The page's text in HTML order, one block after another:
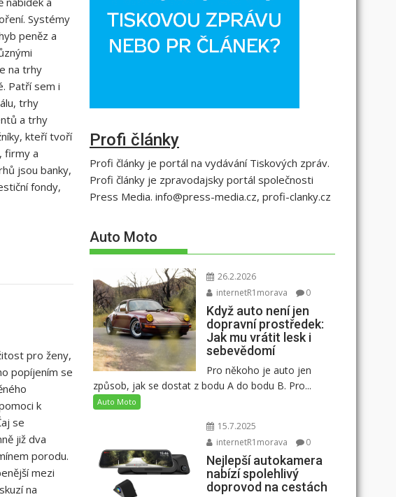
Systémy
peněz a
na trhy
Patří sem i
trhy
a trhy
kteří tvoří
firmy a
jsou banky,
fondy,
pro ženy,
popíjením se
k
se
již dva
porodu.
mezi
na
Profi články
Profi články je portál na vydávání Tiskových zpráv.
Profi články je zpravodajsky portál společnosti
Press Media. info@press-media.cz, profi-clanky.cz
Auto Moto
26.2.2026
internetR1morava
0
Když auto není jen
dopravní prostředek:
Jak mu vrátit lesk i
sebevědomí
Pro někoho je auto jen
způsob, jak se dostat z bodu A do bodu B. Pro...
Auto Moto
15.7.2025
internetR1morava
0
Nejlepší autokamera
nabízí spolehlivý
doprovod na cestách